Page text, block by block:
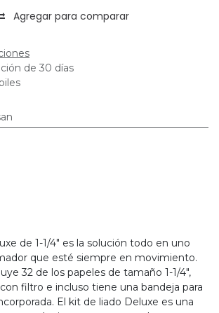
Agregar para comparar
de 30 días
de 1-1/4″ es la solución todo en uno
que esté siempre en movimiento.
32 de los papeles de tamaño 1-1/4″,
filtro e incluso tiene una bandeja para
El kit de liado Deluxe es una